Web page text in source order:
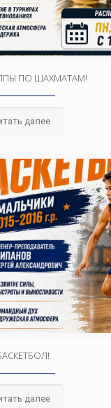
ПО ШАХМАТАМ!
далее
далее